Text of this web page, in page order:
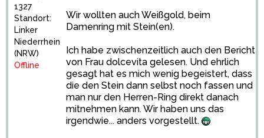
1327
Standort:
Linker
Niederrhein
(NRW)
Offline
Wir wollten auch Weißgold, beim
Damenring mit Stein(en).
Ich habe zwischenzeitlich auch den Bericht
von Frau dolcevita gelesen. Und ehrlich
gesagt hat es mich wenig begeistert, dass
die den Stein dann selbst noch fassen und
man nur den Herren-Ring direkt danach
mitnehmen kann. Wir haben uns das
irgendwie... anders vorgestellt.